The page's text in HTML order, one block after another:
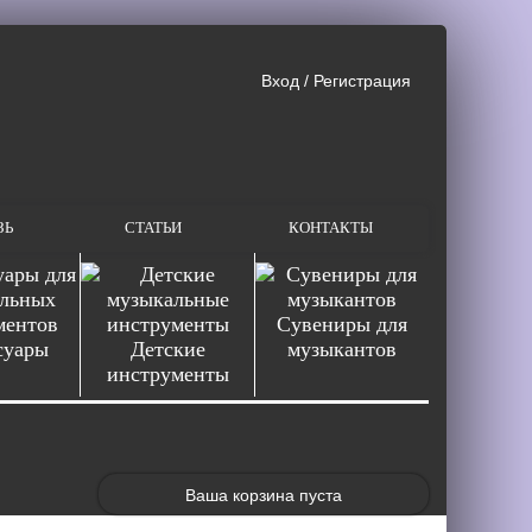
Вход / Регистрация
СТАТЬИ КОНТАКТЫ
Детские
инструменты
Сувениры для
музыкантов
Ваша корзина пуста